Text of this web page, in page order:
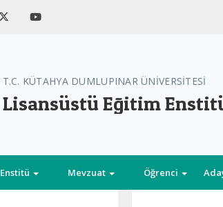
T.C. KÜTAHYA DUMLUPINAR ÜNİVERSİTESİ
Lisansüstü Eğitim
Enstitü Mevzuat Öğrenci